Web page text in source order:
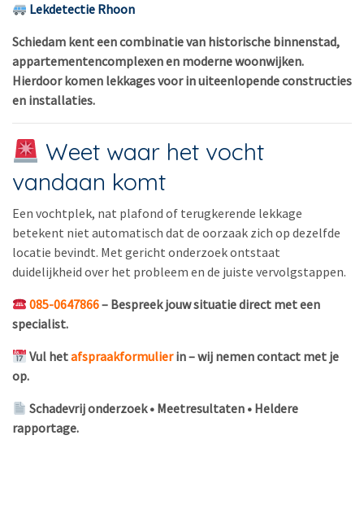
Lekdetectie Rhoon
Schiedam kent een combinatie van historische binnenstad,
appartementencomplexen en moderne woonwijken.
Hierdoor komen lekkages voor in uiteenlopende constructies
en installaties.
Weet waar het vocht
vandaan komt
Een vochtplek, nat plafond of terugkerende lekkage
betekent niet automatisch dat de oorzaak zich op dezelfde
locatie bevindt. Met gericht onderzoek ontstaat
duidelijkheid over het probleem en de juiste vervolgstappen.
085-0647866– Bespreek jouw situatie direct met een
specialist.
Vul hetafspraakformulierin – wij nemen contact met je
op.
Schadevrij onderzoek • Meetresultaten • Heldere
rapportage.